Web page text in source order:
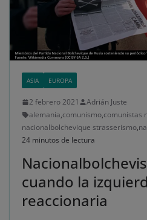
ASIA EUROPA
2 febrero 2021
Adrián Juste
alemania,comunismo,comunistas
nacionalbolchevique strasserismo,
24 minutos de lectura
cuando la
reaccionaria